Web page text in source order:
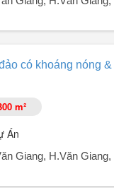
viên, chung cư tại
cư, công viên,
đá sang trọng tương
có khoáng nóng
m²
Án
Giang, H.Văn Giang,